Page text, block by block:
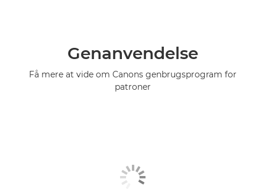
Genanvendelse
Få mere at vide om Canons genbrugsprogram for
patroner